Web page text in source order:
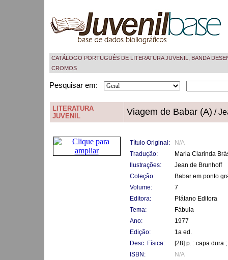
CATÁLOGO PORTUGUÊS DE LITERATURA JUVENIL, BANDA
CROMOS
Pesquisar em:
LITERATURA
JUVENIL
Viagem de Babar (A) /
Título Original:
N/A
Tradução:
Maria Clarinda
Ilustrações:
Jean de Brunhoff
Coleção:
Babar em ponto
Volume:
7
Editora:
Plátano Editora
Tema:
Fábula
Ano:
1977
Edição:
1a ed.
Desc. Física:
[28] p. : capa dura
ISBN:
N/A